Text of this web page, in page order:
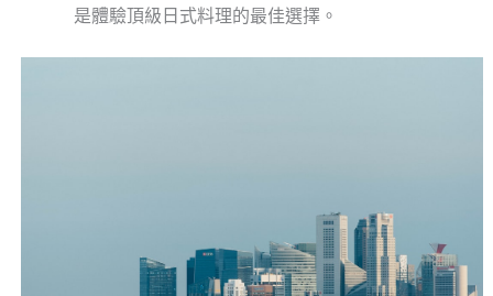
是體驗頂級日式料理的最佳選擇。